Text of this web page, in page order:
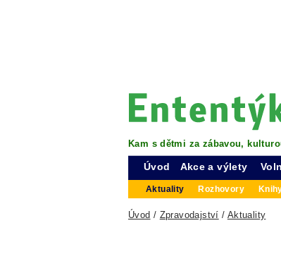
Kam s dětmi za zábavou,
Úvod Akce a výlety
Aktuality Rozhovory
Úvod / Zpravodajství / Aktuality